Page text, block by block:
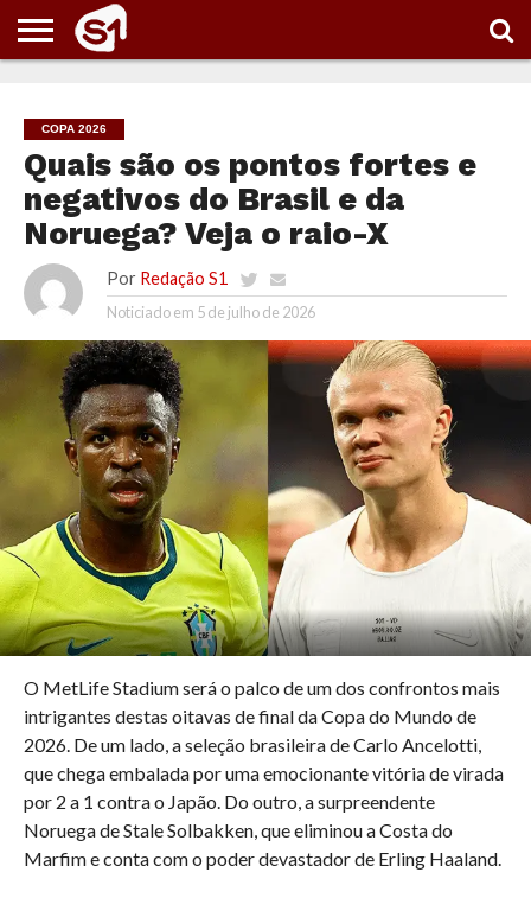
COPA 2026
Quais são os pontos fortes e
negativos do Brasil e da
Noruega? Veja o raio-X
Por Redação S1
Noticiado em 5 de julho de 2026
O MetLife Stadium será o palco de um dos confrontos mais
intrigantes destas oitavas de final da Copa do Mundo de
2026. De um lado, a seleção brasileira de Carlo Ancelotti,
que chega embalada por uma emocionante vitória de virada
por 2 a 1 contra o Japão. Do outro, a surpreendente
Noruega de Stale Solbakken, que eliminou a Costa do
Marfim e conta com o poder devastador de Erling Haaland.